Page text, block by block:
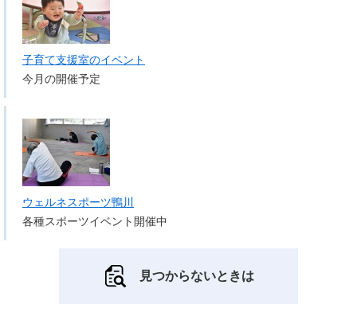
子育て支援室のイベント
今月の開催予定
ウェルネスポーツ鴨川
各種スポーツイベント開催中
見つからないときは